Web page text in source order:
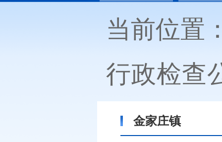
当前位置
行政检查
金家庄镇